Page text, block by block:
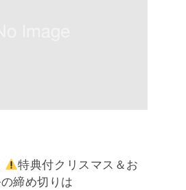
特典付クリスマス＆お
締め切りは